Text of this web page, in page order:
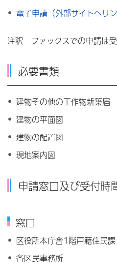
電子申請（外部サイトへリン
注釈 ファックスでの申請は受
必要書類
建物その他の工作物新築届
建物の平面図
建物の配置図
現地案内図
申請窓口及び受付時
窓口
区役所本庁舎1階戸籍住民課
各区民事務所